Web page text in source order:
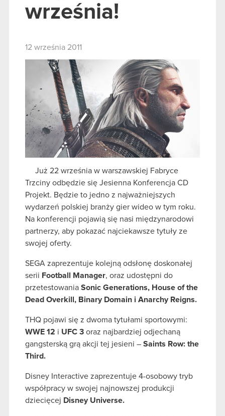
września!
12 września 2011
Już 22 września w warszawskiej Fabryce
Trzciny odbędzie się Jesienna Konferencja CD
Projekt. Będzie to jedno z najważniejszych
wydarzeń polskiej branży gier wideo w tym roku.
Na konferencji pojawią się nasi międzynarodowi
partnerzy, aby pokazać najciekawsze tytuły ze
swojej oferty.
SEGA zaprezentuje kolejną odsłonę doskonałej
serii Football Manager, oraz udostępni do
przetestowania Sonic Generations, House of the
Dead Overkill, Binary Domain i Anarchy Reigns.
THQ pojawi się z dwoma tytułami sportowymi:
WWE 12 i UFC 3 oraz najbardziej odjechaną
gangsterską grą akcji tej jesieni – Saints Row: the
Third.
Disney Interactive zaprezentuje 4-osobowy tryb
współpracy w swojej najnowszej produkcji
dziecięcej Disney Universe.